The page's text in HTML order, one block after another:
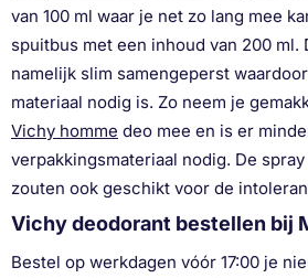
van 100 ml waar je net zo lang mee
spuitbus met een inhoud van 200
namelijk slim samengeperst
materiaal nodig is. Zo neem je
Vichy homme deo mee en is er
verpakkingsmateriaal nodig. De
zouten ook geschikt voor de
Vichy deodorant bestellen bij
Bestel op werkdagen vóór 17:00 je